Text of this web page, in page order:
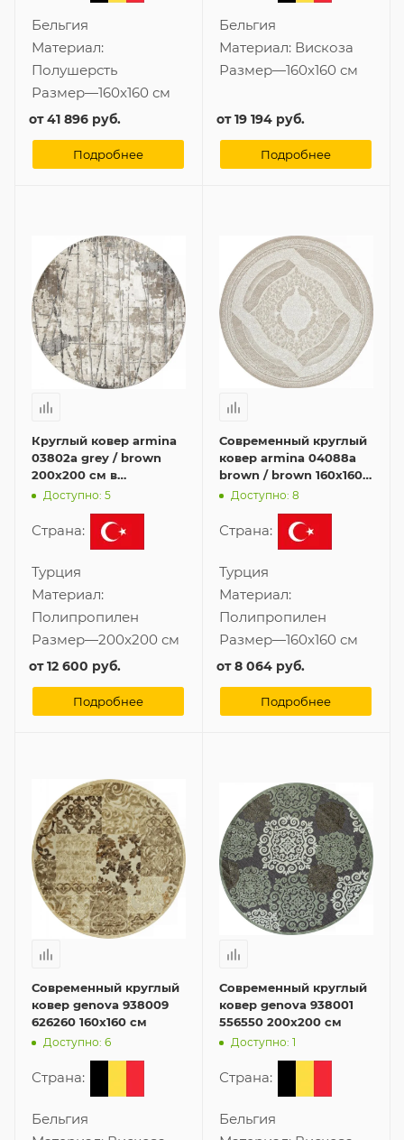
Бельгия
Материал:
Полушерсть
Размер—160x160 см
от41 896 руб.
Подробнее
Бельгия
Материал: Вискоза
Размер—160x160 см
от19 194 руб.
Подробнее
Круглый ковер armina
03802a grey / brown
200x200 см в
современном стиле
Доступно: 5
Страна:
Турция
Материал:
Полипропилен
Размер—200x200 см
от12 600 руб.
Подробнее
Современный круглый
ковер armina 04088a
brown / brown 160x160
смДоступно: 8
Страна:
Турция
Материал:
Полипропилен
Размер—160x160 см
от8 064 руб.
Подробнее
Современный круглый
ковер genova 938009
626260 160x160 см
Доступно: 6
Страна:
Бельгия
Современный круглый
ковер genova 938001
556550 200x200 см
Доступно: 1
Страна:
Бельгия